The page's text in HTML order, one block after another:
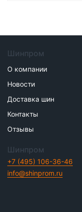
Шинпром
О компании
Новости
Доставка шин
Контакты
Отзывы
Шинпром
+7 (495) 106-36-46
info@shinprom.ru